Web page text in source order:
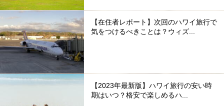
【在住者レポート】次回のハワイ旅行で
気をつけるべきことは？ウィズ...
【2023年最新版】ハワイ旅行の安い時
期はいつ？格安で楽しめるハ...